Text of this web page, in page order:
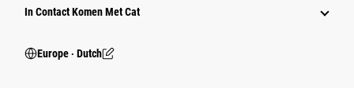
In Contact Komen Met Cat
Europe ‧ Dutch